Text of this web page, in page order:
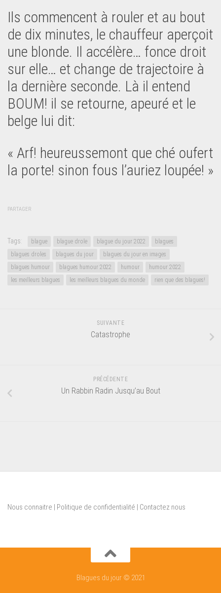
Ils commencent à rouler et au bout
de dix minutes, le chauffeur aperçoit
une blonde. Il accélère… fonce droit
sur elle… et change de trajectoire à
la dernière seconde. Là il entend
BOUM! il se retourne, apeuré et le
belge lui dit:
« Arf! heureussemont que ché oufert
la porte! sinon fous l’auriez loupée! »
PARTAGER
Tags: blague blague drole blague du jour 2022
blagues
blagues droles
blagues du jour
blagues du jour en images
blagues humour
blagues humour 2022 humour
humour 2022
les meilleurs blagues
les meilleurs blagues du monde rien que des blagues!
SUIVANTE
Catastrophe
PRÉCÉDENTE
Un Rabbin Radin Jusqu’au Bout
Nous connaitre | Politique de confidentialité | Contactez nous
Blagues du jour © 2021